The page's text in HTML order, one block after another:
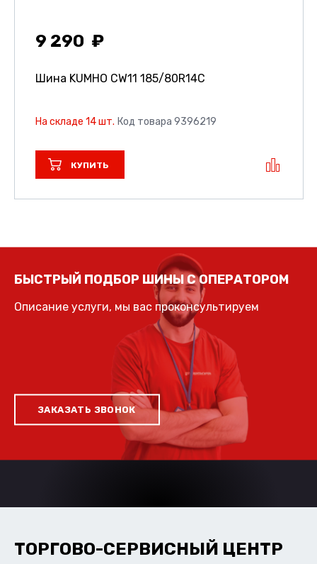
9 290
Шина KUMHO CW11 185/80R14C
На складе 14 шт. Код товара 9396219
КУПИТЬ
БЫСТРЫЙ ПОДБОР ШИНЫ С ОПЕРАТОРОМ
Описание услуги, мы вас проконсультируем
ЗАКАЗАТЬ ЗВОНОК
ТОРГОВО-СЕРВИСНЫЙ ЦЕНТР